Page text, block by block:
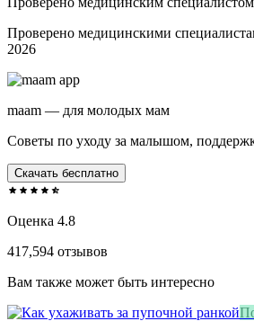
Проверено медицинскими
2026
maam — для молодых мам
Советы по уходу за малышом,
Скачать бесплатно
Оценка 4.8
417,594 отзывов
Вам также может быть интересно